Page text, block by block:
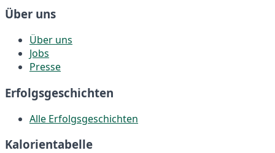
Über uns
Über uns
Jobs
Presse
Erfolgsgeschichten
Alle Erfolgsgeschichten
Kalorientabelle